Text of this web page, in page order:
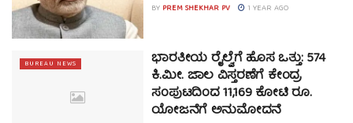
BY PREM SHEKHAR PV 1 YEAR AGO
BUREAU NEWS ಭಾರತೀಯ ರೈಲ್ವೆಗೆ ಹೊಸ ಒತ್ತು: 574
ಕಿ.ಮೀ. ಜಾಲ ವಿಸ್ತರಣೆಗೆ ಕೇಂದ್ರ
ಸಂಪುಟದಿಂದ 11,169 ಕೋಟಿ ರೂ.
ಯೋಜನೆಗೆ ಅನುಮೋದನೆ